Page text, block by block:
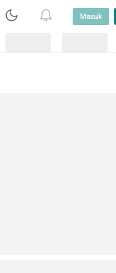
Masuk